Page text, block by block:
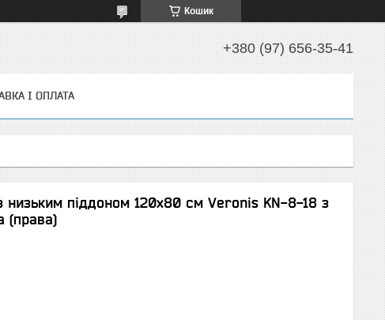
Кошик
+380 (97) 656-35-41
І ОПЛАТА
низьким піддоном 120х80 см Veronis KN-8-18 з
(права)